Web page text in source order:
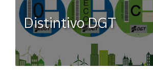
Distintivo DGT